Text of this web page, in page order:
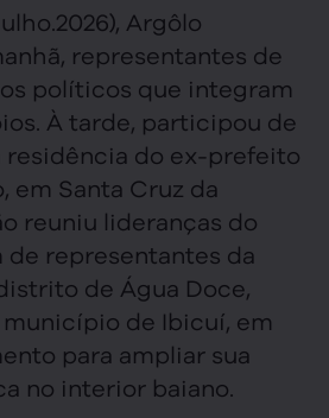
Argôlo
representantes de
políticos que integram
À tarde, participou de
residência do ex-prefeito
em Santa Cruz da
reuniu lideranças do
representantes da
de Água Doce,
de Ibicuí, em
para ampliar sua
no interior baiano.